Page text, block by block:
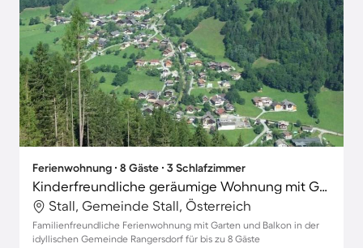
Ferienwohnung ∙ 8 Gäste ∙ 3 Schlafzimmer
Kinderfreundliche geräumige Wohnung mit Garten und Terrasse
Stall, Gemeinde Stall, Österreich
Familienfreundliche Ferienwohnung mit Garten und Balkon in der
idyllischen Gemeinde Rangersdorf für bis zu 8 Gäste